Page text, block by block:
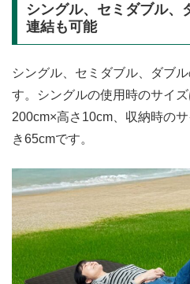
シングル、セミダブル、
連結も可能
シングル、セミダブル、ダブ
す。シングルの使用時のサイ
200cm×高さ10cm、収納時の
き65cmです。